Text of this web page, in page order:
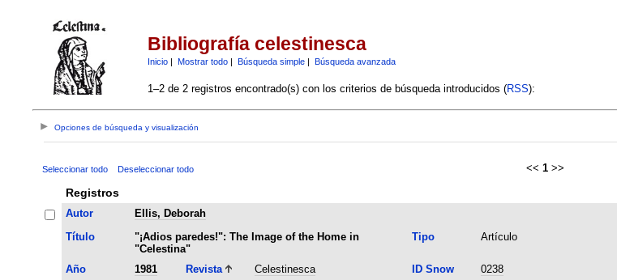
Bibliografía celestinesca
Inicio| Mostrar todo| Búsqueda simple| Búsqueda avanzada
1–2 de 2 registros encontrado(s) con los criterios de búsqueda introducidos (RSS):
Opciones de búsqueda y visualización
Seleccionar todo Deseleccionar todo << 1 >>
Registros
Autor
Ellis, Deborah
Título
"¡Adios paredes!": The Image of the Home in
"Celestina"
Tipo Artículo
Año 1981 Revista Celestinesca ID Snow
0238